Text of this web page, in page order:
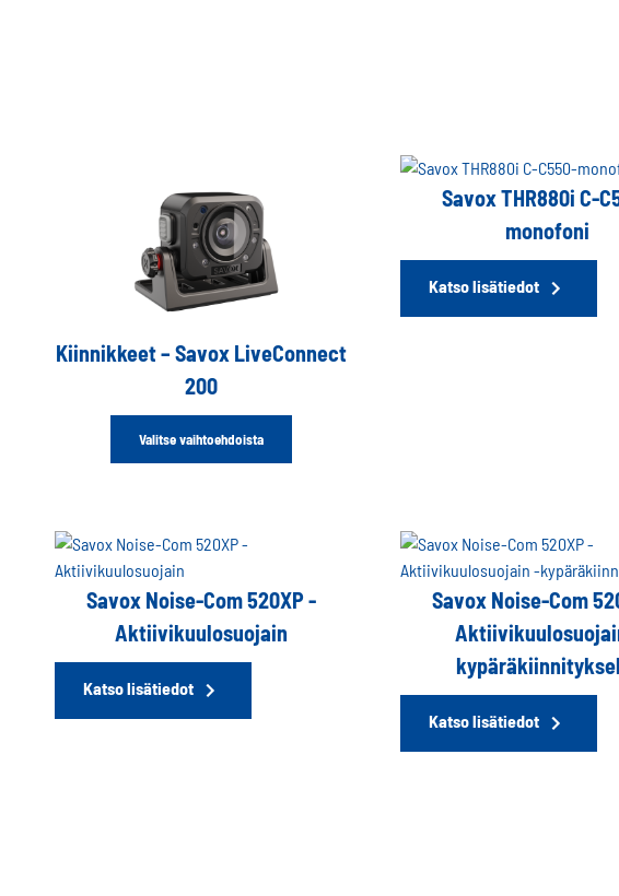
Kiinnikkeet – Savox LiveConnect
200
Valitse vaihtoehdoista
Savox THR880i C-
monofoni
Katso lisätiedot
Savox Noise-Com 520XP -
Aktiivikuulosuojain
Katso lisätiedot
Savox Noise-Com
Katso lisätiedot